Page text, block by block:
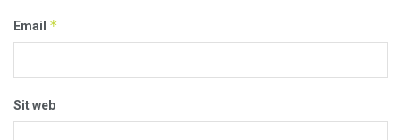
Email *
Sit web